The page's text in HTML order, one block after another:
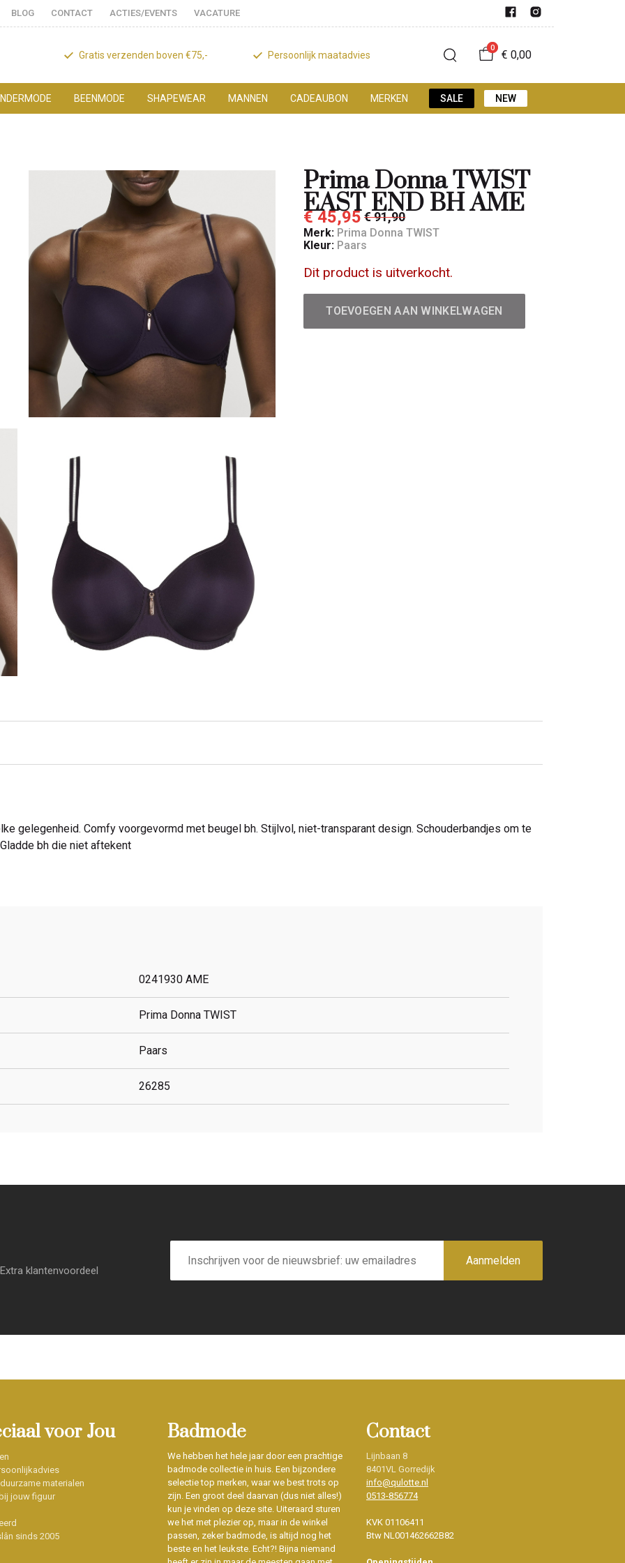
BLOG CONTACT ACTIES/EVENTS VACATURE
Gratis verzenden boven €75,- Persoonlijk maatadvies
0
€ 0,00
BEENMODE SHAPEWEAR MANNEN CADEAUBON MERKEN SALE NEW
Prima Donna TWIST
EAST END BH AME
€ 45,95€ 91,90
Merk: Prima Donna TWIST
Kleur: Paars
Dit product is uitverkocht.
TOEVOEGEN AAN WINKELWAGEN
gelegenheid. Comfy voorgevormd met beugel bh. Stijlvol, niet-transparant design. Schouderbandjes om te
bh die niet aftekent
0241930 AME
Prima Donna TWIST
Paars
26285
klantenvoordeel
E-
mailadres
Aanmelden
voor Jou
materialen
jouw figuur
sinds 2005
Badmode
We hebben het hele jaar door een prachtige
badmode collectie in huis. Een bijzondere
selectie top merken, waar we best trots op
zijn. Een groot deel daarvan (dus niet alles!)
kun je vinden op deze site. Uiteraard sturen
we het met plezier op, maar in de winkel
passen, zeker badmode, is altijd nog het
beste en het leukste. Echt?! Bijna niemand
Contact
Lijnbaan 8
8401VL Gorredijk
info@qulotte.nl
0513-856774
KVK 01106411
Btw NL001462662B82